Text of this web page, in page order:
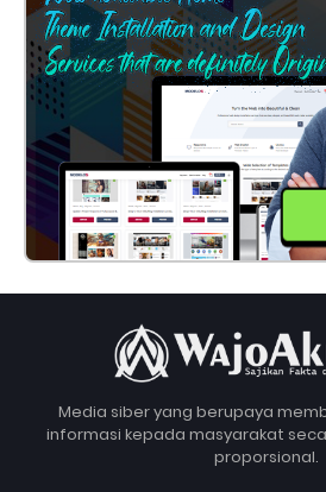
Media siber yang berupaya
informasi kepada masyarakat
proporsional.